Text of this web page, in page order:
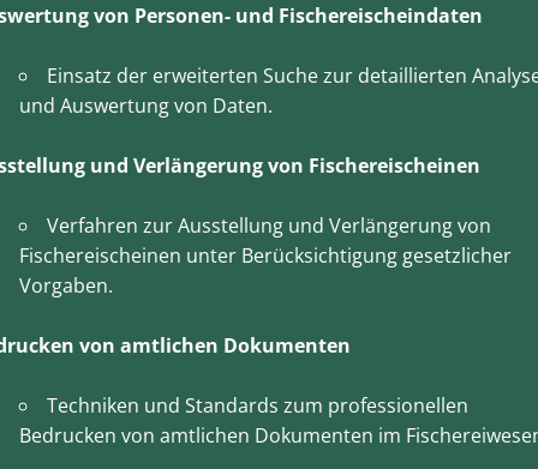
von Personen- und Fischereischeindaten
Einsatz der erweiterten Suche zur detaillierten
und Auswertung von Daten.
und Verlängerung von Fischereischeinen
Verfahren zur Ausstellung und Verlängerung von
Fischereischeinen unter Berücksichtigung gesetzlicher
Vorgaben.
von amtlichen Dokumenten
Techniken und Standards zum professionellen
Bedrucken von amtlichen Dokumenten im